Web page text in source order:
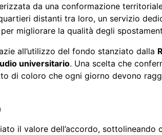
da una conformazione
distanti tra loro, un servizio
migliorare la qualità degli
all’utilizzo del fondo stanziato dalla
universitario. Una scelta che
di coloro che ogni giorno devono
il valore dell’accordo, sottolineando